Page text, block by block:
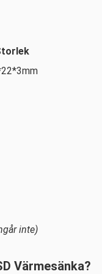
inte)
Värmesänka?